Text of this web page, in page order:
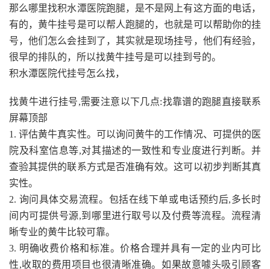
那么哪里找积水潭医院跑腿，是不是网上有这方面的电话，
有的，黄牛挂号是可以帮人跑腿的，也就是可以帮助你的挂
号，他们怎么会挂到了，其实就是现场挂号，他们有经验，
很早的排队的，所以找黄牛挂号是可以挂到号的。
积水潭医院代挂号怎么找，
找黄牛进行挂号,需要注意以下几点:找靠谱的跑腿直接联系
屏幕顶部
1. 评估黄牛真实性。可以询问黄牛的工作情况、可提供的医
院及科室信息等,对其描述的一致性和专业度进行判断。并
查验其提供的联系方式是否准确有效。这可以初步判断其真
实性。
2. 询问具体交易流程。包括在线下单或电话预约后,多长时
间内可提供号源,到哪里进行取号以及付费等流程。流程清
晰专业的黄牛比较可靠。
3. 明确收费价格和标准。价格合理并具有一定的业内可比
性,收取的费用项目也很清晰准确。如果故意噱头吸引顾客